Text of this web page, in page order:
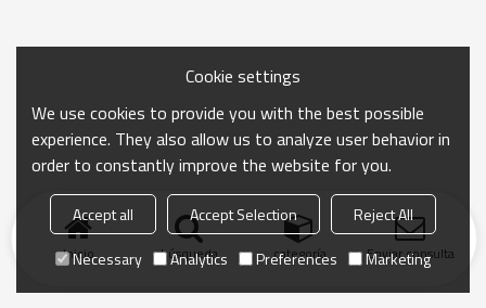
Inicio búsqueda categoría Enviar consulta
Cookie settings
We use cookies to provide you with the best possible
experience. They also allow us to analyze user behavior in
order to constantly improve the website for you.
Accept all Accept Selection
Reject All
Necessary
Analytics Preferences Marketing